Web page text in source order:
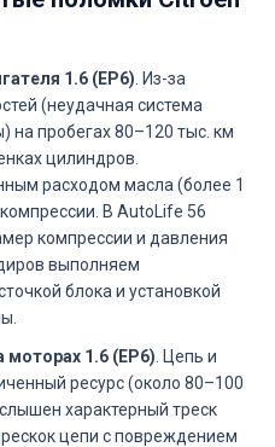
1.6 (EP6) . Из-за
(неудачная система
на пробегах 80–120 тыс. км
цилиндров.
расходом масла (более 1
В AutoLife 56
компрессии и давления
выполняем
блока и установкой
1.6 (EP6) . Цепь и
ресурс (около 80–100
характерный треск
цепи с повреждением